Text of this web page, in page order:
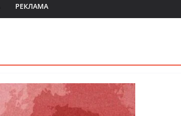
РЕКЛАМА